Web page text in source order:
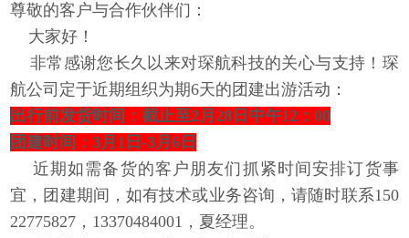
尊敬的客户与合作伙伴们：
大家好！
非常感谢您长久以来对琛航科技的关心与支持！琛
航公司定于近期组织为期6天的团建出游活动：
出行前发货时间：截止至2月28日中午12：00
团建时间：3月1日-3月6日
近期如需备货的客户朋友们抓紧时间安排订货事
宜，团建期间，如有技术或业务咨询，请随时联系150
22775827，13370484001，夏经理。